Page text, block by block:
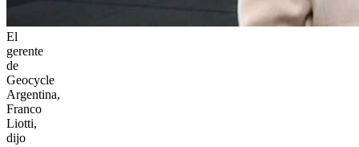
El
gerente
de
Geocycle
Argentina,
Franco
Liotti,
dijo